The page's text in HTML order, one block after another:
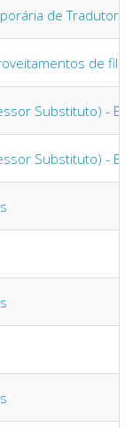
de Tradutor
de
Substituto) -
Substituto) -